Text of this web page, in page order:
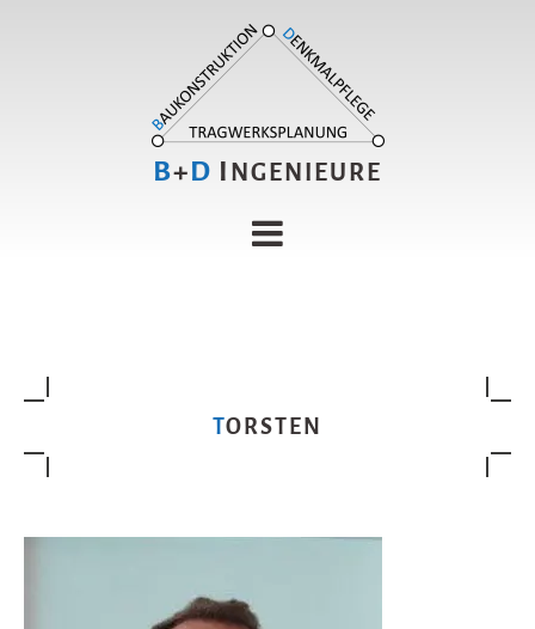
B+D I NGENIEURE
TORSTEN